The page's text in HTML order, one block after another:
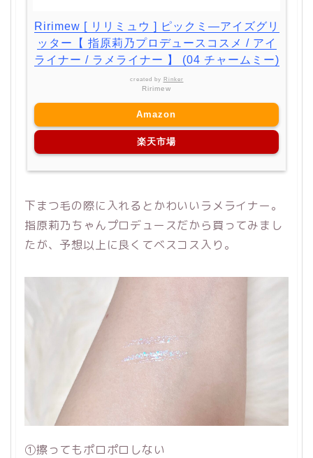
Ririmew [ リリミュウ ] ピックミ―アイズグリ
ッター【 指原莉乃プロデュースコスメ / アイ
ライナー / ラメライナー 】 (04 チャームミー)
created by Rinker
Ririmew
Amazon
楽天市場
下まつ毛の際に入れるとかわいいラメライナー。
指原莉乃ちゃんプロデュースだから買ってみまし
たが、予想以上に良くてベスコス入り。
①擦ってもポロポロしない